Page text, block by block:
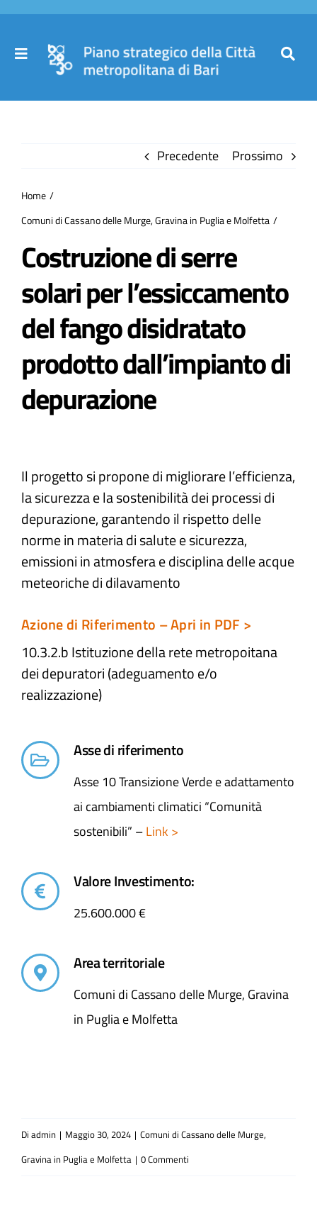
Salta
contenuto
Toggle
Governance
Partecipa
Comuni
Atti e Docunenti
Notizie
Precedente Prossimo
Home
Comuni di Cassano delle Murge, Gravina in Puglia e Molfetta
Costruzione di serre
solari per l’essiccamento
del fango disidratato
prodotto dall’impianto di
depurazione
Il progetto si propone di migliorare l’efficienza,
la sicurezza e la sostenibilità dei processi di
depurazione, garantendo il rispetto delle
norme in materia di salute e sicurezza,
emissioni in atmosfera e disciplina delle acque
meteoriche di dilavamento
Azione di Riferimento – Apri in PDF >
10.3.2.b Istituzione della rete metropoitana
dei depuratori (adeguamento e/o
realizzazione)
Asse di riferimento
Asse 10 Transizione Verde e adattamento
ai cambiamenti climatici “Comunità
sostenibili” –Link >
Valore Investimento:
25.600.000 €
Area territoriale
Comuni di Cassano delle Murge, Gravina
in Puglia e Molfetta
Di admin | Maggio 30, 2024 | Comuni di Cassano delle Murge,
Gravina in Puglia e Molfetta | 0 Commenti